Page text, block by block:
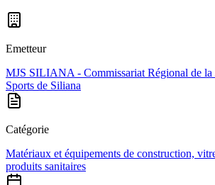
Emetteur
MJS SILIANA - Commissariat Régional de la
Sports de Siliana
Catégorie
Matériaux et équipements de construction,
produits sanitaires